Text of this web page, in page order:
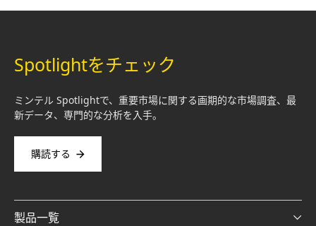
Spotlightをチェック
ミンテル Spotlightで、重要市場に関する画期的な市場調査、最
新データ、専門的な分析を入手。
購読する
製品一覧